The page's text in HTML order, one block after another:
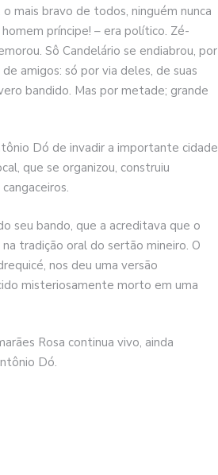
mais bravo de todos, ninguém nunca
príncipe! – era político. Zé-
Sô Candelário se endiabrou, por
amigos: só por via deles, de suas
bandido. Mas por metade; grande
Dó de invadir a importante cidade
que se organizou, construiu
seu bando, que a acreditava que o
tradição oral do sertão mineiro. O
nos deu uma versão
misteriosamente morto em uma
Rosa continua vivo, ainda
Dó.